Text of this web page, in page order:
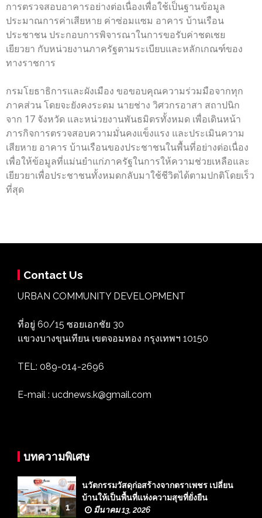
การตรวจสอบอาคารอย่างต่อเนื่องเพื่อใช้เป็นฐานข้อมูล
ประมาณการค่าเสียหาย ค่าซ่อมแซม อาคาร บ้านเรือน
ประชาชน ประกอบการพิจารณาในการขอรับค่าชดเชย
เยียวยา กับหน่วยงานภาครัฐตามระเบียบและหลักเกณฑ์ของ
ทางราชการ
กรมโยธาธิการและผังเมือง ขอขอบคุณความร่วมมือจากทุก
ภาคส่วน โดยจะยังคงระดม นายช่าง วิศวกรอาสา สถาปนิก
จาก 17 จังหวัด และหน่วยงานพันธมิตรทั้งหมด เพื่อเดินหน้า
ภารกิจการตรวจสอบความมั่นคงแข็งแรง และประเมินความ
เสียหาย อาคาร บ้านเรือนของประชาชนในพื้นที่อย่างต่อเนื่อง
เพื่อให้ข้อมูลที่แม่นยำแก่ภาครัฐในการให้ความช่วยเหลือและ
เยียวยาเพื่อประชาชนทั้งหมดกลับมาใช้ชีวิตได้ตามปกติโดยเร็ว
ที่สุด
Contact Us
URBAN COMMUNITY DEVELOPMENT
ที่อยู่ 60/15 ซอยเอกชัย 30
แขวงบางขุนเทียน เขตจอมทอง กรุงเทพฯ 10150
TEL: 089-014-2696
E-mail : ucdnews.k@gmail.com
บทความพิเศษ
1
นวัตกรรมวัสดุก่อสร้างจากตราเพชร เปลี่ยน
บ้านให้เป็นพื้นที่แห่งความสุขที่ยั่งยืน
มีนาคม 13, 2026